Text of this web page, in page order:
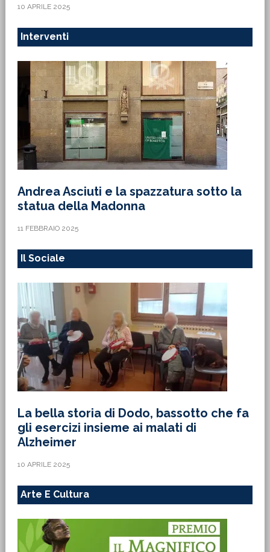
10 APRILE 2025
Interventi
Andrea Asciuti e la spazzatura sotto la
statua della Madonna
11 FEBBRAIO 2025
Il Sociale
La bella storia di Dodo, bassotto che fa
gli esercizi insieme ai malati di
Alzheimer
10 APRILE 2025
Arte E Cultura